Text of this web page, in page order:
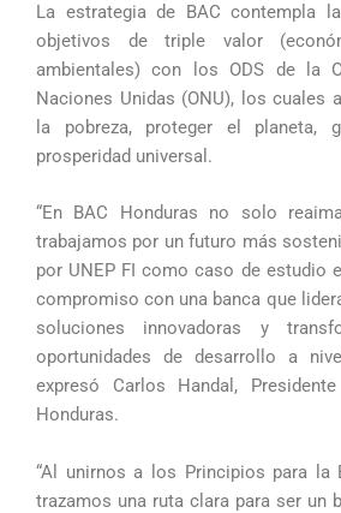
La estrategia de BAC contempla
objetivos de triple valor
ambientales) con los ODS de la
Naciones Unidas (ONU), los cuales
la pobreza, proteger el planeta,
prosperidad universal.
“En BAC Honduras no solo
trabajamos por un futuro más
por UNEP FI como caso de estudio
compromiso con una banca que
soluciones innovadoras y
oportunidades de desarrollo a
expresó Carlos Handal,
Honduras.
“Al unirnos a los Principios para la
trazamos una ruta clara para ser un